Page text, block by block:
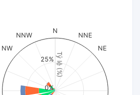
Tỷ lệ (%)
N
NNE
NE
NW
NNW
0%
25%